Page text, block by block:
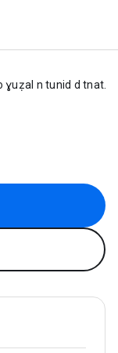
ɣuẓal n tunid d tnat.